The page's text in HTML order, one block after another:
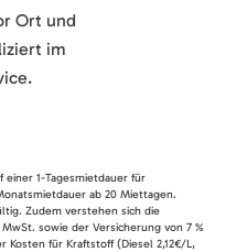
Ort und
im
1-Tagesmietdauer für
ab 20 Miettagen.
Zudem verstehen sich die
sowie der Versicherung von 7 %
für Kraftstoff (Diesel 2,12€/L,